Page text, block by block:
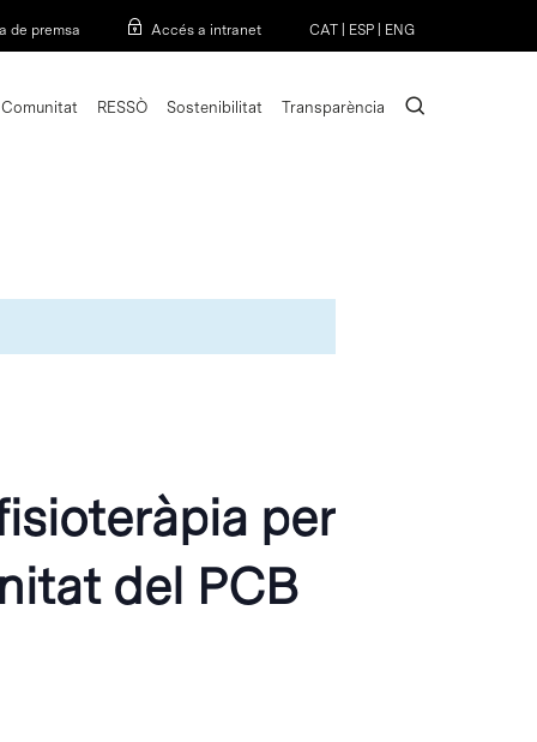
de premsa Accés a intranet CAT ESP ENG
Comunitat RESSÒ Sostenibilitat Transparència search
per
del PCB